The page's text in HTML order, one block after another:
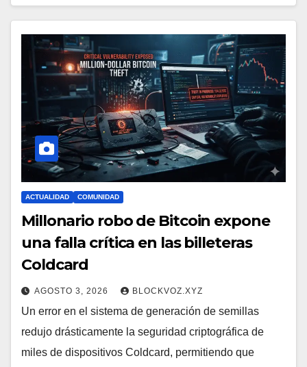
ACTUALIDAD COMUNIDAD
Millonario robo de Bitcoin expone
una falla crítica en las billeteras
Coldcard
AGOSTO 3, 2026 BLOCKVOZ.XYZ
Un error en el sistema de generación de semillas
redujo drásticamente la seguridad criptográfica de
miles de dispositivos Coldcard, permitiendo que